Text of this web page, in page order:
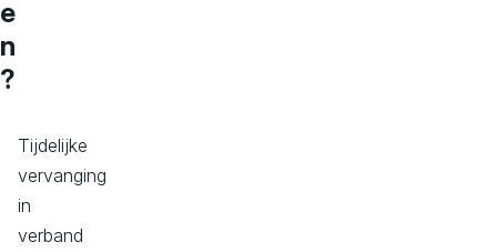
e
n
?
Tijdelijke
vervanging
in
verband